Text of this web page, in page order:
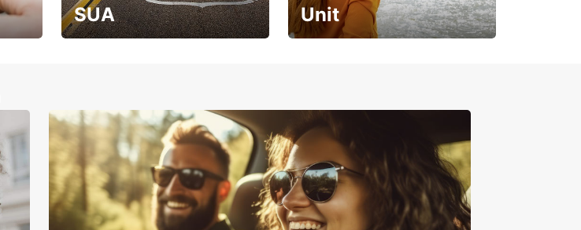
SUA
Unit